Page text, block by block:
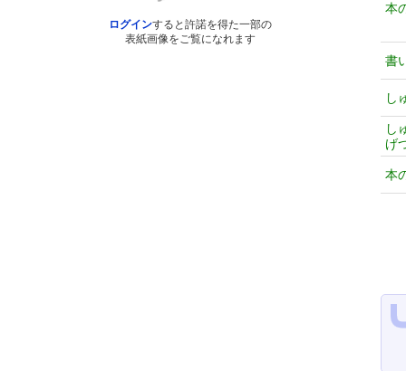
ログインすると許諾を得た一部の
表紙画像をご覧になれます
本
書
し
し
げ
本